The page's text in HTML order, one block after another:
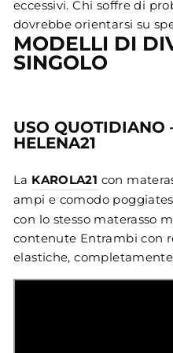
eccessivi. Chi soffre di
dovrebbe orientarsi su
MODELLI DI
SINGOLO
USO QUOTIDIANO
HELENA21
La KAROLA21 con
ampi e comodo
con lo stesso materasso
contenute Entrambi con
elastiche,